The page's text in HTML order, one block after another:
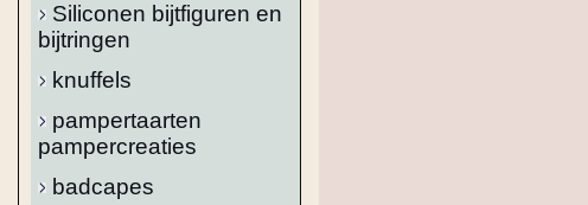
Siliconen bijtfiguren en
bijtringen
knuffels
pampertaarten
pampercreaties
badcapes